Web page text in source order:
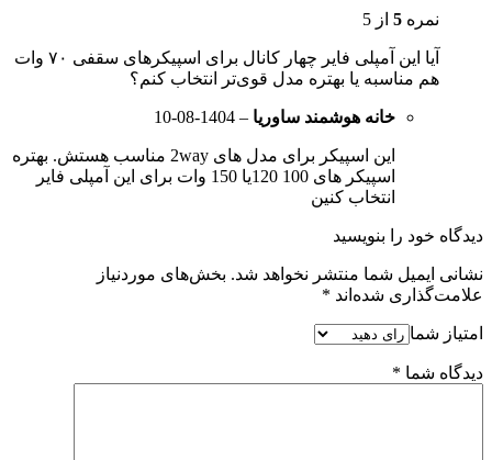
نمره 5 از 5
آیا این آمپلی فایر چهار کانال برای اسپیکرهای سقفی ۷۰ وات
هم مناسبه یا بهتره مدل قوی‌تر انتخاب کنم؟
خانه هوشمند ساوریا –
1404-08-10
این اسپیکر برای مدل های 2way مناسب هستش. بهتره
اسپیکر های 100 120یا 150 وات برای این آمپلی فایر
انتخاب کنین
دیدگاه خود را بنویسید
نشانی ایمیل شما منتشر نخواهد شد. بخش‌های موردنیاز
علامت‌گذاری شده‌اند *
امتیاز شما
دیدگاه شما *